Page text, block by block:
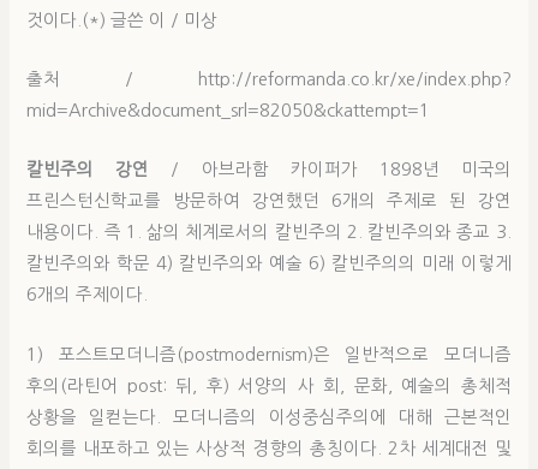
것이다.(*) 글쓴 이 / 미상
출처 / http://reformanda.co.kr/xe/index.php?
mid=Archive&document_srl=82050&ckattempt=1
칼빈주의 강연
/ 아브라함 카이퍼가 1898년 미국의
프린스턴신학교를 방문하여 강연했던 6개의 주제로 된 강연
내용이다. 즉 1. 삶의 체계로서의 칼빈주의 2. 칼빈주의와 종교 3.
칼빈주의와 학문 4) 칼빈주의와 예술 6) 칼빈주의의 미래 이렇게
6개의 주제이다.
1) 포스트모더니즘(postmodernism)은 일반적으로 모더니즘
후의(라틴어 post: 뒤, 후) 서양의 사 회, 문화, 예술의 총체적
상황을 일컫는다. 모더니즘의 이성중심주의에 대해 근본적인
회의를 내포하고 있는 사상적 경향의 총칭이다. 2차 세계대전 및